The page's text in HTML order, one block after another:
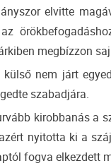
elvitte
megbízzon
nem járt
szabadjára.
kirobbanás a
nyitotta ki a
fogva elkezdett